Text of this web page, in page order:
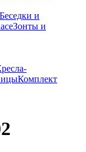
Беседки и
Зонты и
Комплект